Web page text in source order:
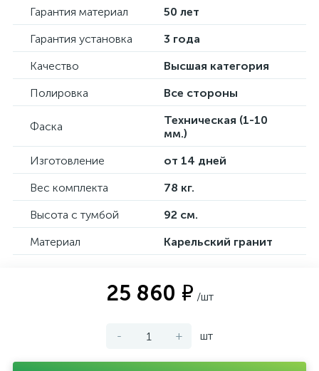
Гарантия материал
50 лет
Гарантия установка
3 года
Качество
Высшая категория
Полировка
Все стороны
Фаска
Техническая (1-10
мм.)
Изготовление
от 14 дней
Вес комплекта
78 кг.
Высота с тумбой
92 см.
Материал
Карельский гранит
25 860 ₽ /шт
- + шт